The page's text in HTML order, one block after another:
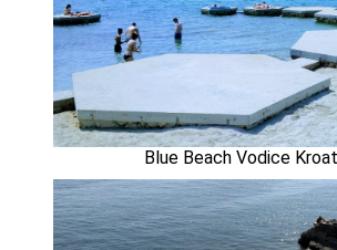
Blue Beach Vodice